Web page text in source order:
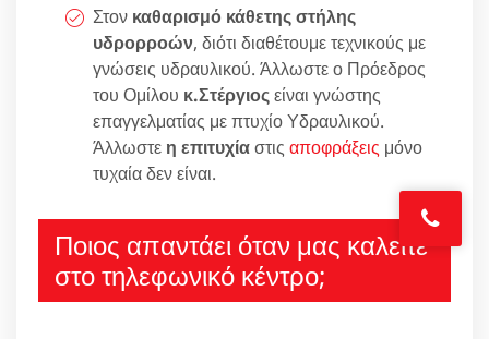
Στον καθαρισμό κάθετης στήλης
υδρορροών, διότι διαθέτουμε τεχνικούς με
γνώσεις υδραυλικού. Άλλωστε ο Πρόεδρος
του Ομίλου κ.Στέργιοςείναι γνώστης
επαγγελματίας με πτυχίο Υδραυλικού.
Άλλωστε η επιτυχίαστις αποφράξεις μόνο
τυχαία δεν είναι.
Ποιος απαντάει όταν μας καλείτε
στο τηλεφωνικό κέντρο;